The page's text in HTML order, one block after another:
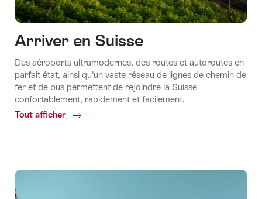
Arriver en Suisse
Des aéroports ultramodernes, des routes et autoroutes en
parfait état, ainsi qu’un vaste réseau de lignes de chemin de
fer et de bus permettent de rejoindre la Suisse
confortablement, rapidement et facilement.
Tout afficher
Common.Of